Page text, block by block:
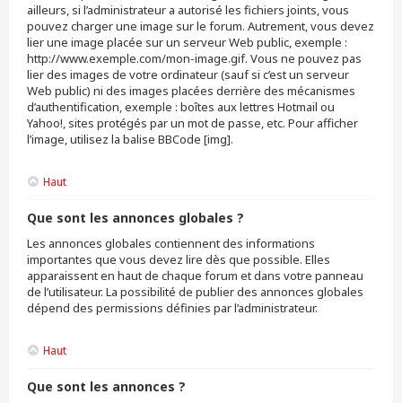
ailleurs, si l’administrateur a autorisé les fichiers joints, vous
pouvez charger une image sur le forum. Autrement, vous devez
lier une image placée sur un serveur Web public, exemple :
http://www.exemple.com/mon-image.gif. Vous ne pouvez pas
lier des images de votre ordinateur (sauf si c’est un serveur
Web public) ni des images placées derrière des mécanismes
d’authentification, exemple : boîtes aux lettres Hotmail ou
Yahoo!, sites protégés par un mot de passe, etc. Pour afficher
l’image, utilisez la balise BBCode [img].
Haut
Que sont les annonces globales ?
Les annonces globales contiennent des informations
importantes que vous devez lire dès que possible. Elles
apparaissent en haut de chaque forum et dans votre panneau
de l’utilisateur. La possibilité de publier des annonces globales
dépend des permissions définies par l’administrateur.
Haut
Que sont les annonces ?